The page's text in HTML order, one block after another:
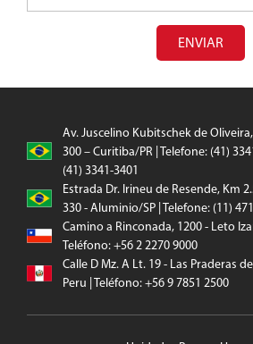
ENVIAR
Av. Juscelino Kubitschek de Oliveira,
300 – Curitiba/PR | Telefone: (41)
(41) 3341-3401
Estrada Dr. Irineu de Resende, Km
330 - Aluminio/SP | Telefone: (11)
Camino a Rinconada, 1200 - Leto
Teléfono: +56 2 2270 9000
Calle D Mz. A Lt. 19 - Las Praderas
Peru | Teléfono: +56 9 7851 2500